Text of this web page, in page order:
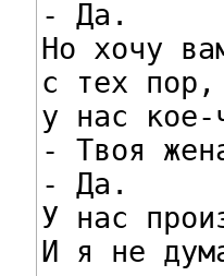
- Да.
Но хочу
с тех
у нас кое-
- Твоя
- Да.
У нас
И я не